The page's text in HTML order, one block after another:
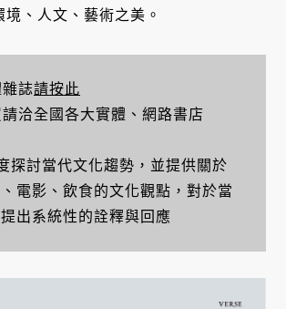
、人文、藝術之美。
誌請按此
洽全國各大實體、網路書店
探討當代文化趨勢，並提供關於
電影、飲食的文化觀點，對於當
出系統性的詮釋與回應